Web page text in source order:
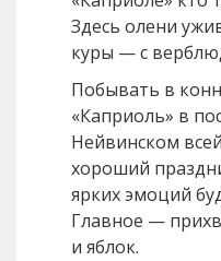
Здесь олени
куры — с
Побывать в
«Каприоль» в
Нейвинском
хороший
ярких эмоций
Главное —
и яблок.